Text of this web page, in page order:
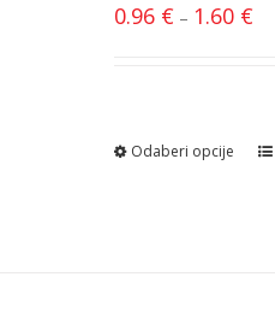
0.96 € – 1.60 €
Odaberi opcije